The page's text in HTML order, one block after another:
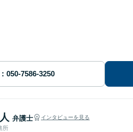
弁護士 インタビューを見る
所